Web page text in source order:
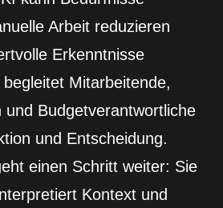
Arbeit reduzieren
Erkenntnisse
Mitarbeitende,
und Budgetverantwortliche
und Entscheidung.
einen Schritt weiter: Sie
Kontext und